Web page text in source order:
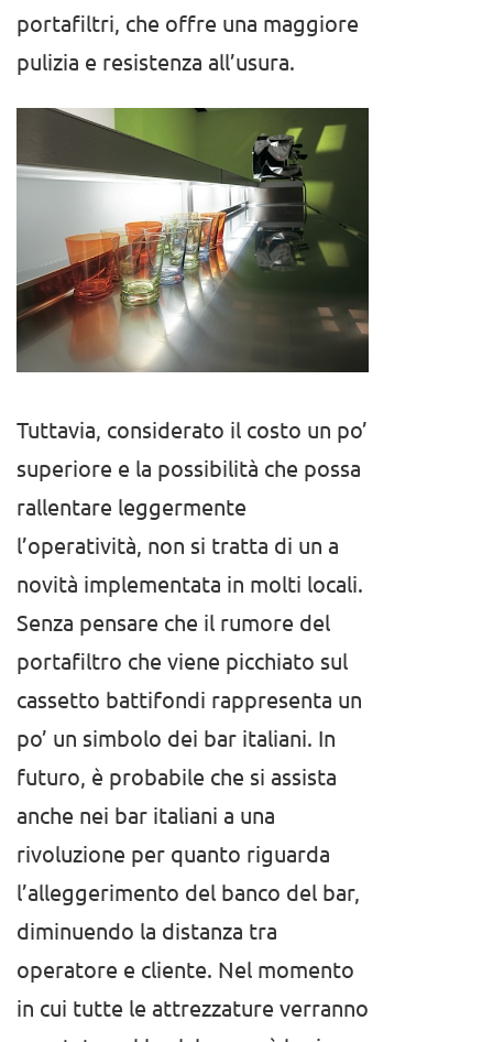
portafiltri, che offre una maggiore
pulizia e resistenza all’usura.
Tuttavia, considerato il costo un po’
superiore e la possibilità che possa
rallentare leggermente
l’operatività, non si tratta di un a
novità implementata in molti locali.
Senza pensare che il rumore del
portafiltro che viene picchiato sul
cassetto battifondi rappresenta un
po’ un simbolo dei bar italiani. In
futuro, è probabile che si assista
anche nei bar italiani a una
rivoluzione per quanto riguarda
l’alleggerimento del banco del bar,
diminuendo la distanza tra
operatore e cliente. Nel momento
in cui tutte le attrezzature verranno